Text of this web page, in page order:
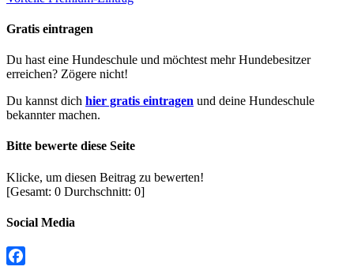
Gratis eintragen
Du hast eine Hundeschule und möchtest mehr Hundebesitzer
erreichen? Zögere nicht!
Du kannst dich hier gratis eintragen und deine Hundeschule
bekannter machen.
Bitte bewerte diese Seite
Klicke, um diesen Beitrag zu bewerten!
[Gesamt: 0 Durchschnitt: 0]
Social Media